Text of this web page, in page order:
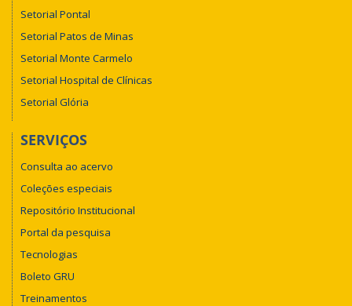
Setorial Pontal
Setorial Patos de Minas
Setorial Monte Carmelo
Setorial Hospital de Clínicas
Setorial Glória
SERVIÇOS
Consulta ao acervo
Coleções especiais
Repositório Institucional
Portal da pesquisa
Tecnologias
Boleto GRU
Treinamentos